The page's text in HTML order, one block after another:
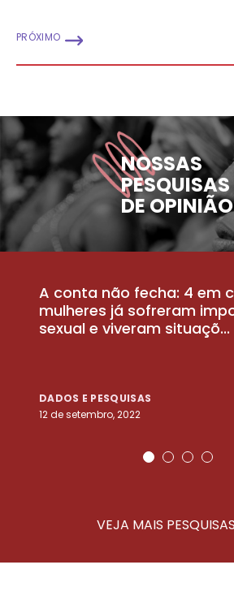
PRÓXIMO
NOSSAS
PESQUISAS
DE OPINIÃO
A conta não fecha: 4 em
mulheres já sofreram
sexual e viveram situaçõ...
DADOS E PESQUISAS
12 de setembro, 2022
VEJA MAIS PESQUISAS